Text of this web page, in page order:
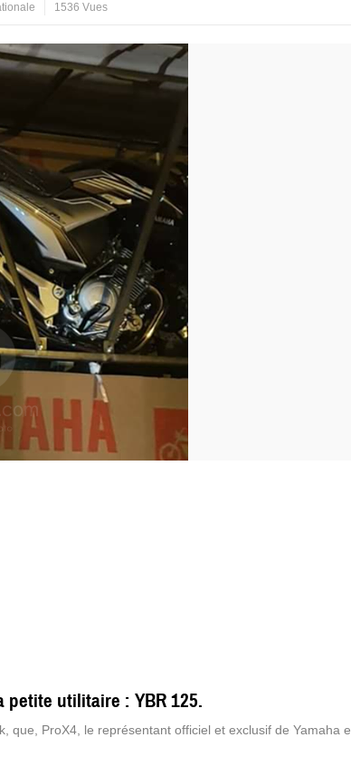
1536 Vues
petite utilitaire : YBR 125.
que, ProX4, le représentant officiel et exclusif de Yamaha